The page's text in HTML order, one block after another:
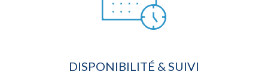
DISPONIBILITÉ & SUIVI